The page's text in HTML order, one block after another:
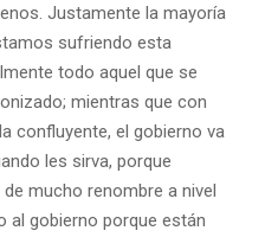
Justamente la mayoría
sufriendo esta
todo aquel que se
mientras que con
confluyente, el gobierno va
les sirva, porque
mucho renombre a nivel
al gobierno porque están